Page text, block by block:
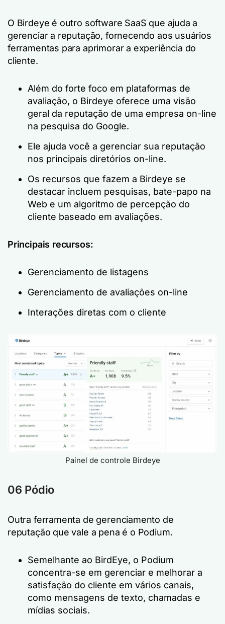
O Birdeye é outro software SaaS que ajuda a
gerenciar a reputação, fornecendo aos usuários
ferramentas para aprimorar a experiência do
cliente.
Além do forte foco em plataformas de
avaliação, o Birdeye oferece uma visão
geral da reputação de uma empresa on-line
na pesquisa do Google.
Ele ajuda você a gerenciar sua reputação
nos principais diretórios on-line.
Os recursos que fazem a Birdeye se
destacar incluem pesquisas, bate-papo na
Web e um algoritmo de percepção do
cliente baseado em avaliações.
Principais recursos:
Gerenciamento de listagens
Gerenciamento de avaliações on-line
Interações diretas com o cliente
Painel de controle Birdeye
06 Pódio
Outra ferramenta de gerenciamento de
reputação que vale a pena é o Podium.
Semelhante ao BirdEye, o Podium
concentra-se em gerenciar e melhorar a
satisfação do cliente em vários canais,
como mensagens de texto, chamadas e
mídias sociais.